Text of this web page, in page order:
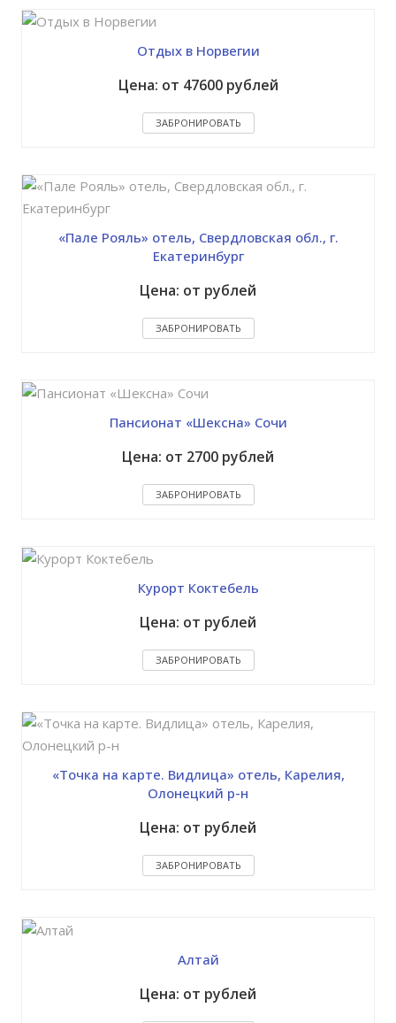
Отдых в Норвегии
Цена: от 47600 рублей
ЗАБРОНИРОВАТЬ
«Пале Рояль» отель, Свердловская обл., г.
Екатеринбург
Цена: от рублей
ЗАБРОНИРОВАТЬ
Пансионат «Шексна» Сочи
Цена: от 2700 рублей
ЗАБРОНИРОВАТЬ
Курорт Коктебель
Цена: от рублей
ЗАБРОНИРОВАТЬ
«Точка на карте. Видлица» отель, Карелия,
Олонецкий р-н
Цена: от рублей
ЗАБРОНИРОВАТЬ
Алтай
Цена: от рублей